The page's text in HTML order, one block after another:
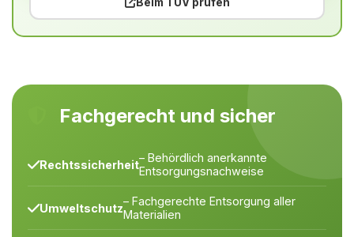
Fachgerecht und sicher
Rechtssicherheit– Behördlich anerkannte
Entsorgungsnachweise
Umweltschutz– Fachgerechte Entsorgung aller
Materialien